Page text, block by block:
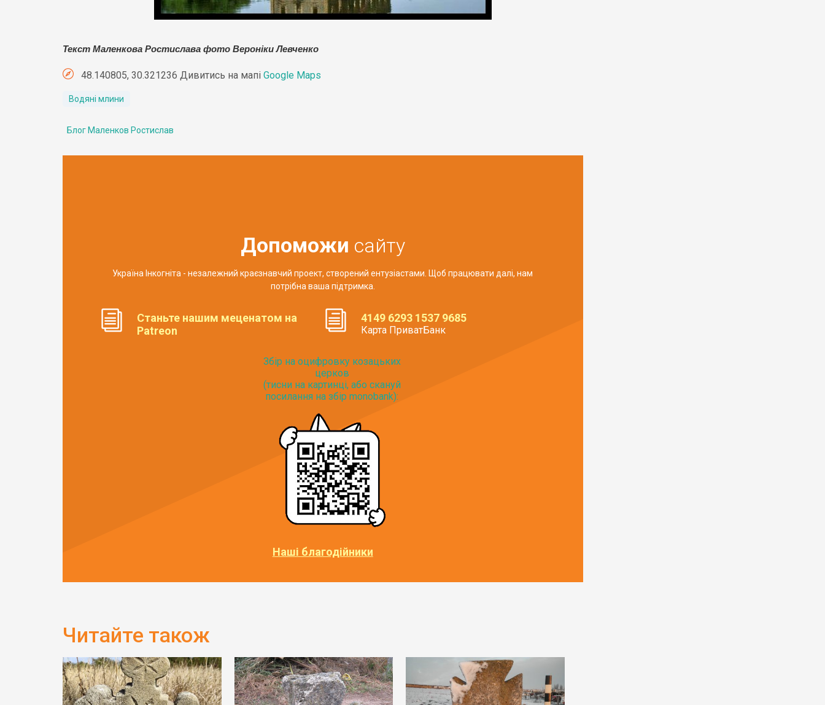
Текст Маленкова Ростислава фото Вероніки Левченко
48.140805, 30.321236 Дивитись на мапі Google Maps
Водяні млини
Блог Маленков Ростислав
Допоможи сайту
Україна Інкогніта - незалежний краєзнавчий проект, створений ентузіастами. Щоб працювати далі, нам
потрібна ваша підтримка.
Станьте нашим меценатом на
Patreon
4149 6293 1537 9685
Карта ПриватБанк
Збір на оцифровку козацьких
церков
(тисни на картинці, або скануй
посилання на збір monobank):
Наші благодійники
Читайте також